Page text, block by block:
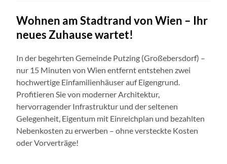
Wohnen am Stadtrand von Wien – Ihr
neues Zuhause wartet!​
In der begehrten Gemeinde Putzing (Großebersdorf) –
nur 15 Minuten von Wien entfernt entstehen zwei
hochwertige Einfamilienhäuser auf Eigengrund.
Profitieren Sie von moderner Architektur,
hervorragender Infrastruktur und der seltenen
Gelegenheit, Eigentum mit Einreichplan und bezahlten
Nebenkosten zu erwerben – ohne versteckte Kosten
oder Vorverträge!